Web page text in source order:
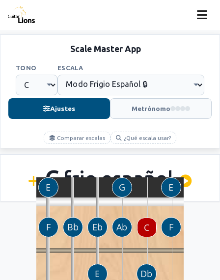
Scale Master App
TONO ESCALA
Ajustes Metrónomo
Comparar escalas ¿Qué escala usar?
Cfrio español